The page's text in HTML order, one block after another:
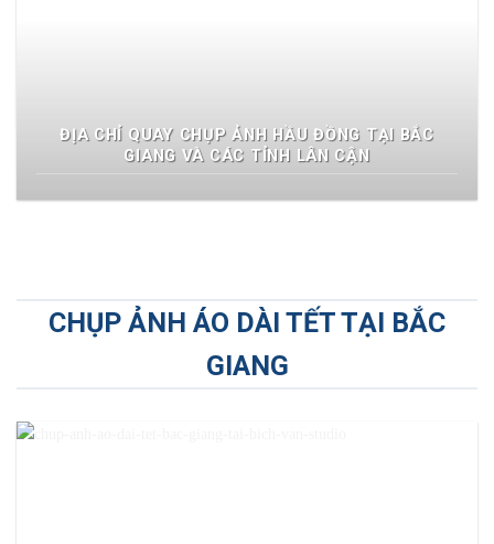
ĐỊA CHỈ QUAY CHỤP ẢNH HẦU ĐỒNG TẠI BẮC
GIANG VÀ CÁC TỈNH LÂN CẬN
CHỤP ẢNH ÁO DÀI TẾT TẠI BẮC
GIANG